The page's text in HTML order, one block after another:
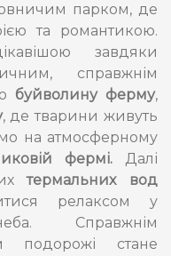
парком, де
та романтикою.
завдяки
справжнім
буйволину ферму,
, де тварини живуть
на атмосферному
фермі. Далі
термальних вод
релаксом у
Справжнім
подорожі стане